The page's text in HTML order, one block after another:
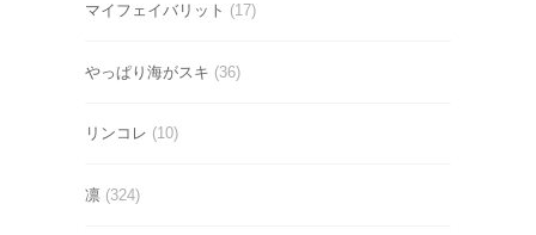
マイフェイバリット (17)
やっぱり海がスキ (36)
リンコレ (10)
凛 (324)